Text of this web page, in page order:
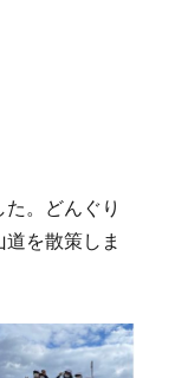
。どんぐり
を散策しま